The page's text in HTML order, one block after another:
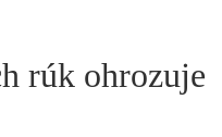
rúk ohrozuje